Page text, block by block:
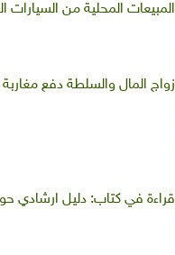
المبيعات المحلية من السيارات الهجينة
زواج المال والسلطة دفع
قراءة في كتاب: دليل ارشادي